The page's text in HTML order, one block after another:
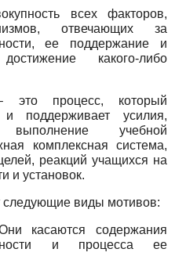
всех факторов,
отвечающих за
ее поддержание и
какого-либо
это процесс, который
и поддерживает усилия,
учебной
комплексная система,
реакций учащихся на
и установок.
виды мотивов:
касаются содержания
и процесса ее